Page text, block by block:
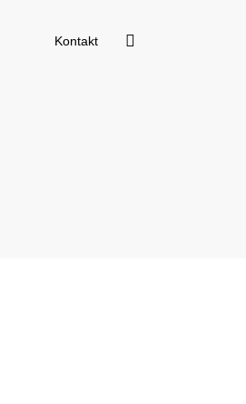
Kontakt